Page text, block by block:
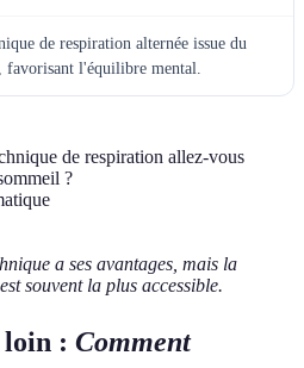
de respiration alternée issue du
favorisant l'équilibre mental.
de respiration allez-vous
?
a ses avantages, mais la
souvent la plus accessible.
: Comment